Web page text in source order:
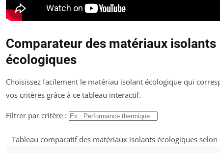
Comparateur des matériaux isolants
écologiques
Choisissez facilement le matériau isolant écologique qui
vos critères grâce à ce tableau interactif.
Filtrer par critère :
Tableau comparatif des matériaux isolants écologiques